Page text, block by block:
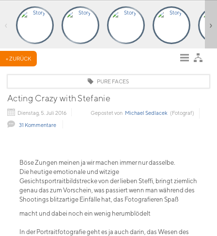
‹ ›
« ZURÜCK
PURE FACES
Acting Crazy with Stefanie
Dienstag, 5. Juli 2016 Gepostet von Michael Sedlacek (Fotograf)
31 Kommentare
Böse Zungen meinen ja wir machen immer nur dasselbe.
Die heutige emotionale und witzige
Gesichtsportraitbildstrecke von der lieben Steffi, bringt ziemlich
genau das zum Vorschein, was passiert wenn man während des
Shootings blitzartige Einfälle hat, das Fotografieren Spaß
macht und dabei noch ein wenig herumblödelt
In der Portraitfotografie geht es ja auch darin, das Wesen des